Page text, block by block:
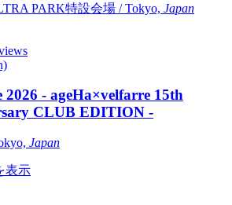
PARK特設会場 / Tokyo, Japan
2026 - ageHa×velfarre 15th
CLUB EDITION -
Japan
表示